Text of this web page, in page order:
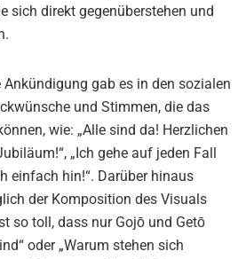
sich direkt gegenüberstehen und
gab es in den sozialen
und Stimmen, die das
wie: „Alle sind da! Herzlichen
„Ich gehe auf jeden Fall
einfach hin!“. Darüber hinaus
der Komposition des Visuals
so toll, dass nur Gojō und Getō
oder „Warum stehen sich